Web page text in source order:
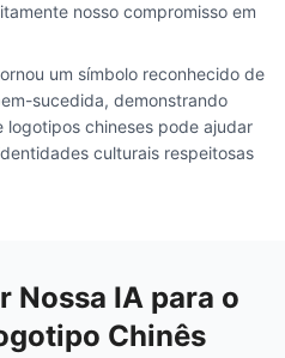
nosso compromisso em
um símbolo reconhecido de
sucedida, demonstrando
chineses pode ajudar
culturais respeitosas
Nossa IA para o
Chinês